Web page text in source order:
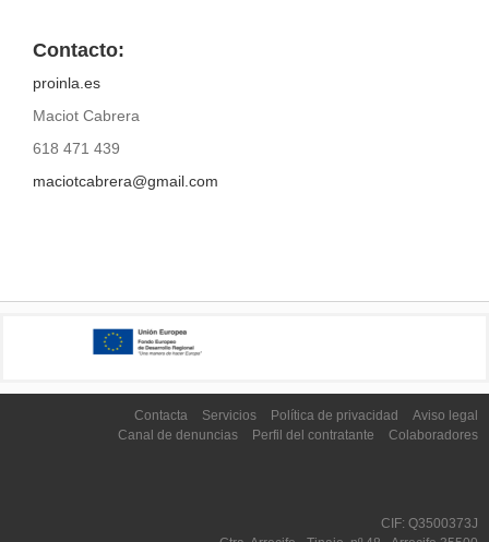
Contacto:
proinla.es
Maciot Cabrera
618 471 439
maciotcabrera@gmail.com
Contacta Servicios Política de privacidad
Aviso legal
Canal de denuncias
Perfil del contratante Colaboradores
CIF: Q3500373J